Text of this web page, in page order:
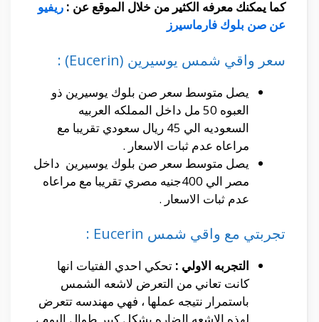
كما يمكنك معرفه الكثير من خلال الموقع عن : ريفيو
عن صن بلوك فارماسيرز
سعر واقي شمس يوسيرين (Eucerin) :
يصل متوسط سعر صن بلوك يوسيرين ذو
العبوه 50 مل داخل المملكه العربيه
السعوديه الي 45 ريال سعودي تقريبا مع
مراعاه عدم ثبات الاسعار .
يصل متوسط سعر صن بلوك يوسيرين داخل
مصر الي 400جنيه مصري تقريبا مع مراعاه
عدم ثبات الاسعار .
تجربتي مع واقي شمس Eucerin :
التجربه الاولي : تحكي احدي الفتيات انها
كانت تعاني من التعرض لاشعه الشمس
باستمرار نتيجه عملها ، فهي مهندسه تتعرض